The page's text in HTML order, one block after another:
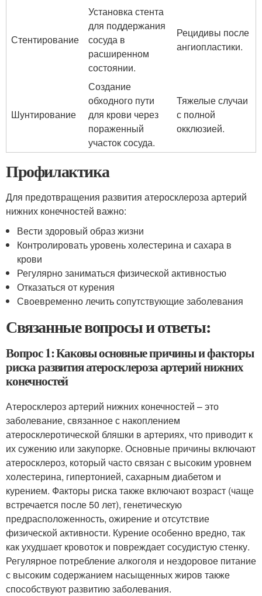
Стентирование
Установка стента
для поддержания
сосуда в
расширенном
состоянии.
Рецидивы после
ангиопластики.
Шунтирование
Создание
обходного пути
для крови через
пораженный
участок сосуда.
Тяжелые случаи
с полной
окклюзией.
Профилактика
Для предотвращения развития атеросклероза артерий
нижних конечностей важно:
Вести здоровый образ жизни
Контролировать уровень холестерина и сахара в
крови
Регулярно заниматься физической активностью
Отказаться от курения
Своевременно лечить сопутствующие заболевания
Связанные вопросы и ответы:
Вопрос 1: Каковы основные причины и факторы
риска развития атеросклероза артерий нижних
конечностей
Атеросклероз артерий нижних конечностей – это
заболевание, связанное с накоплением
атеросклеротической бляшки в артериях, что приводит к
их сужению или закупорке. Основные причины включают
атеросклероз, который часто связан с высоким уровнем
холестерина, гипертонией, сахарным диабетом и
курением. Факторы риска также включают возраст (чаще
встречается после 50 лет), генетическую
предрасположенность, ожирение и отсутствие
физической активности. Курение особенно вредно, так
как ухудшает кровоток и повреждает сосудистую стенку.
Регулярное потребление алкоголя и нездоровое питание
с высоким содержанием насыщенных жиров также
способствуют развитию заболевания.